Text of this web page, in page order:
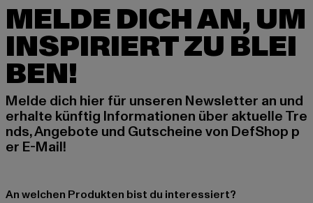
MELDE DICH AN, UM
INSPIRIERT ZU BLEI
BEN!
Melde dich hier für unseren Newsletter an und
erhalte künftig Informationen über aktuelle Tre
nds, Angebote und Gutscheine von DefShop p
er E-Mail!
An welchen Produkten bist du interessiert?